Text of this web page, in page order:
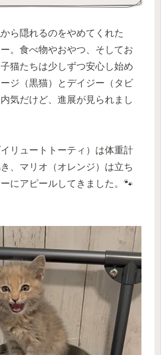
ら隠れるのをやめてくれた
。食べ物やおやつ、そしてお
猫たちは少しずつ安心し始め
ジ（黒猫）とデイジー（タビ
気だけど、進展が見られまし
リュートトーティ）は体重計
、マリオ（オレンジ）は立ち
にアピールしてきました。🐾